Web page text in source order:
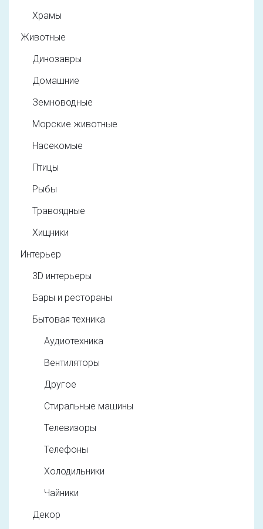
Храмы
Животные
Динозавры
Домашние
Земноводные
Морские животные
Насекомые
Птицы
Рыбы
Травоядные
Хищники
Интерьер
3D интерьеры
Бары и рестораны
Бытовая техника
Аудиотехника
Вентиляторы
Другое
Стиральные машины
Телевизоры
Телефоны
Холодильники
Чайники
Декор